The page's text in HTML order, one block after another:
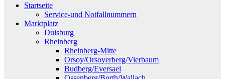
Startseite
Service-und Notfallnummern
Marktplatz
Duisburg
Rheinberg
Rheinberg-Mitte
Orsoy/Orsoyerberg/Vierbaum
Budberg/Eversael